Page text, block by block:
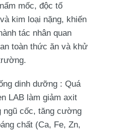
mốc, độc tố
kim loại nặng, khiến
tác nhân quan
toàn thức ăn và khử
dinh dưỡng : Quá
LAB làm giảm axit
ngũ cốc, tăng cường
chất (Ca, Fe, Zn,